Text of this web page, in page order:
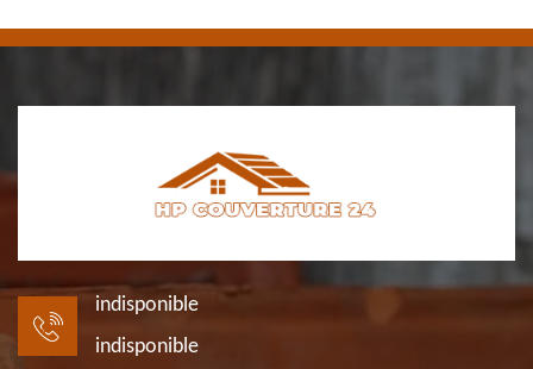
indisponible
indisponible